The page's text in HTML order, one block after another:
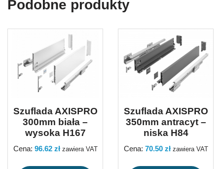
Podobne produkty
Szuflada AXISPRO
300mm biała –
wysoka H167
Cena: 96.62 zł zawiera VAT
Szuflada AXISPRO
350mm antracyt –
niska H84
Cena: 70.50 zł zawiera VAT